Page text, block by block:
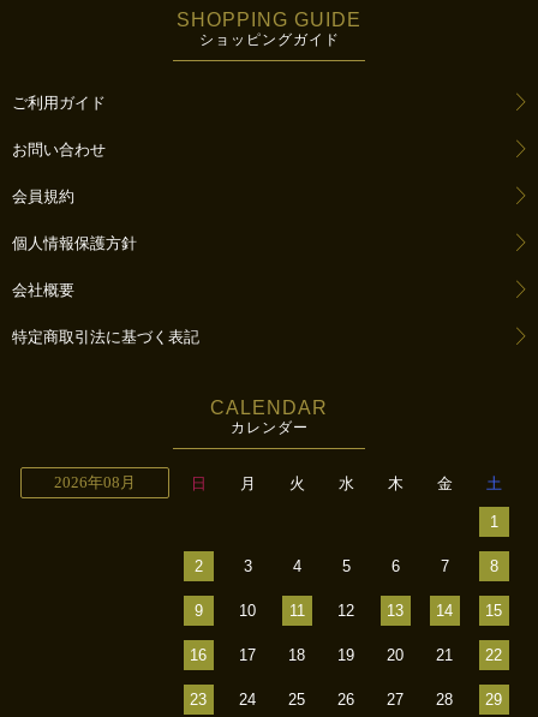
SHOPPING GUIDE
ショッピングガイド
ご利用ガイド
お問い合わせ
会員規約
個人情報保護方針
会社概要
特定商取引法に基づく表記
CALENDAR
カレンダー
2026年08月 日 月 火 水 木 金 土
1
2 3 4 5 6 7 8
9 10 11 12 13 14 15
16 17 18 19 20 21 22
23 24 25 26 27 28 29